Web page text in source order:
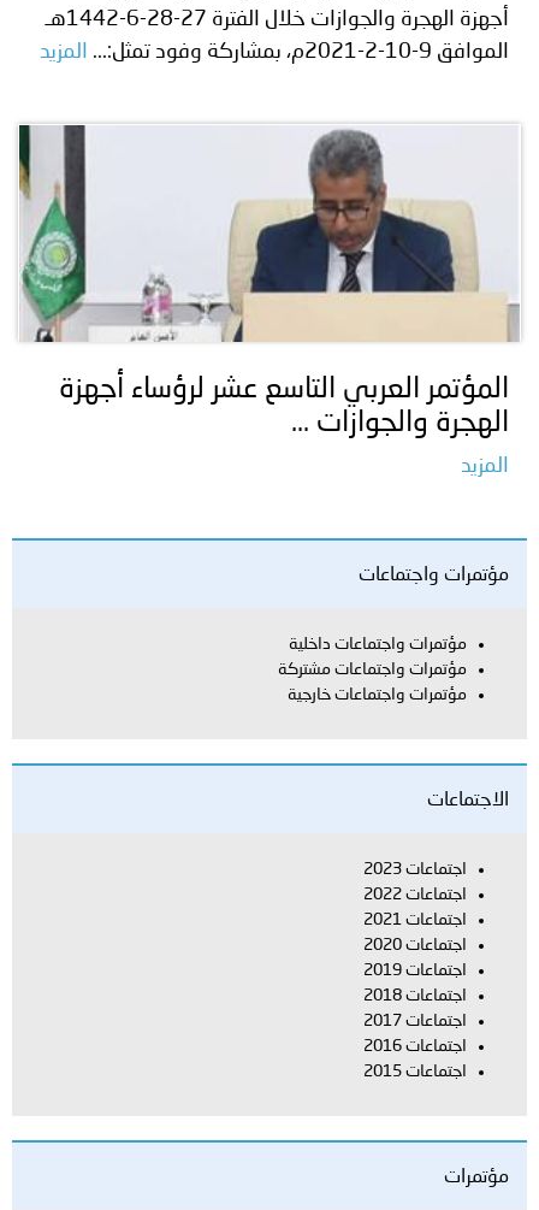
أجهزة الهجرة والجوازات خلال الفترة 27-28-6-1442هـ
الموافق 9-10-2-2021م، بمشاركة وفود تمثل:...
المزيد
المؤتمر العربي التاسع عشر لرؤساء أجهزة
الهجرة والجوازات ...
المزيد
مؤتمرات واجتماعات
مؤتمرات واجتماعات داخلية
مؤتمرات واجتماعات مشتركة
مؤتمرات واجتماعات خارجية
الاجتماعات
اجتماعات 2023
اجتماعات 2022
اجتماعات 2021
اجتماعات 2020
اجتماعات 2019
اجتماعات 2018
اجتماعات 2017
اجتماعات 2016
اجتماعات 2015
مؤتمرات